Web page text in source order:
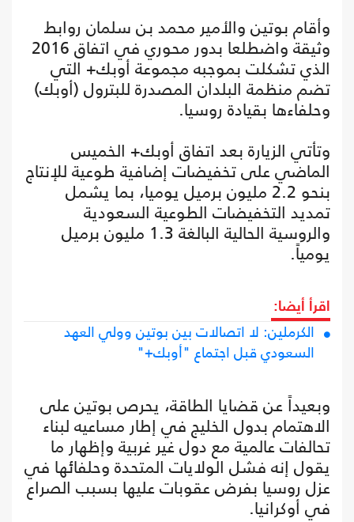
وأقام بوتين والأمير محمد بن سلمان روابط
وثيقة واضطلعا بدور محوري في اتفاق 2016
الذي تشكلت بموجبه مجموعة أوبك+ التي
تضم منظمة البلدان المصدرة للبترول (أوبك)
وحلفاءها بقيادة روسيا.
وتأتي الزيارة بعد اتفاق أوبك+ الخميس
الماضي على تخفيضات إضافية طوعية للإنتاج
بنحو 2.2 مليون برميل يوميا، بما يشمل
تمديد التخفيضات الطوعية السعودية
والروسية الحالية البالغة 1.3 مليون برميل
يومياً.
اقرأ أيضا:
الكرملين: لا اتصالات بين بوتين وولي العهد
السعودي قبل اجتماع "أوبك+"
وبعيداً عن قضايا الطاقة، يحرص بوتين على
الاهتمام بدول الخليج في إطار مساعيه لبناء
تحالفات عالمية مع دول غير غربية وإظهار ما
يقول إنه فشل الولايات المتحدة وحلفائها في
عزل روسيا بفرض عقوبات عليها بسبب الصراع
في أوكرانيا.